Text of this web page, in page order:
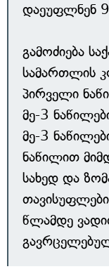
დაეუფლნენ
გამოძიება
სამართლის
პირველი
მე-3
მე-3
ნაწილით
სახედ და
წლამდე